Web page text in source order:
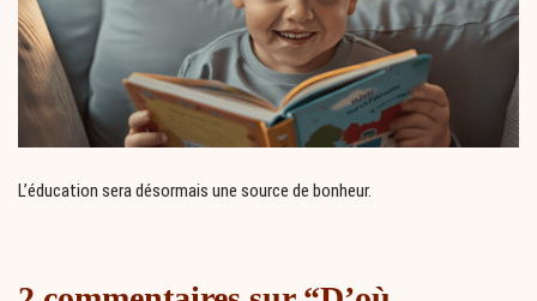
L’éducation sera désormais une source de bonheur.